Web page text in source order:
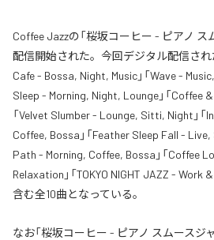
Coffee Jazzの「桜坂コーヒー - ピアノ ス
配信開始された。今回デジタル配信され
Cafe - Bossa, Night, Music」「Wave -
Sleep - Morning, Night, Lounge」「Coffee
「Velvet Slumber - Lounge, Sitti, Night」
Coffee, Bossa」「Feather Sleep Fall -
Path - Morning, Coffee, Bossa」「Coffee
Relaxation」「TOKYO NIGHT JAZZ - Work
含む全10曲となっている。
なお「桜坂コーヒー - ピアノ スムースジ